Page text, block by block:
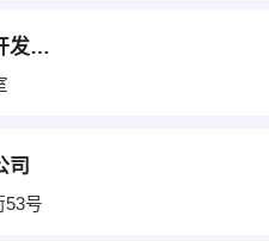
丹东松林电脑软件开发有限公司
司
53号